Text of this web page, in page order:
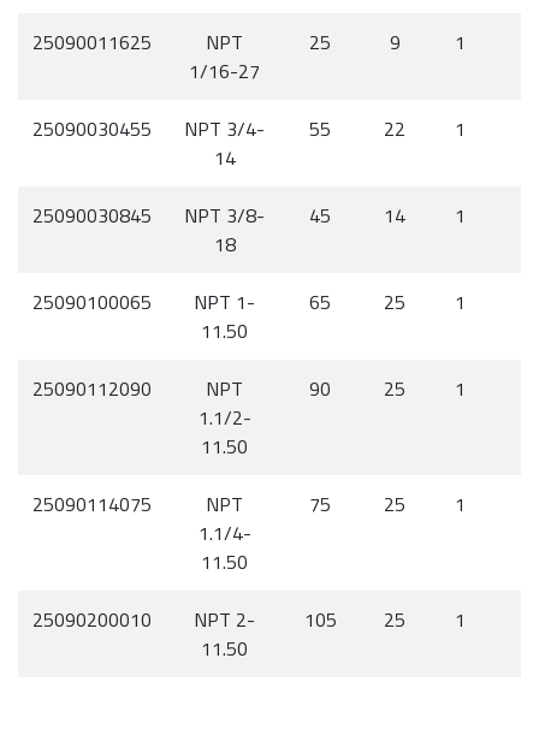
25090011625
NPT
1/16-27
25 9 1
25090030455
NPT 3/4-
14
55 22 1
25090030845
NPT 3/8-
18
45 14 1
25090100065
NPT 1-
11.50
65 25 1
25090112090
NPT
1.1/2-
11.50
90 25 1
25090114075
NPT
1.1/4-
11.50
75 25 1
25090200010
NPT 2-
11.50
105 25 1